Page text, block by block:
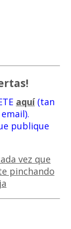
aquí(tan
publique